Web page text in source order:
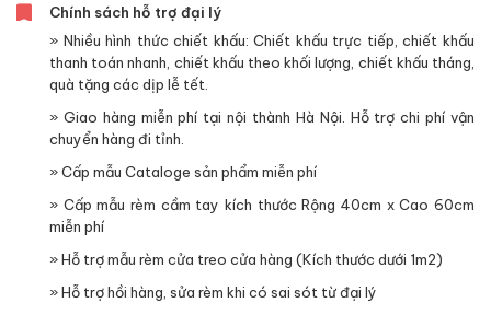
Chính sách hỗ trợ đại lý
» Nhiều hình thức chiết khấu: Chiết khấu trực tiếp, chiết khấu
thanh toán nhanh, chiết khấu theo khối lượng, chiết khấu tháng,
quà tặng các dịp lễ tết.
» Giao hàng miễn phí tại nội thành Hà Nội. Hỗ trợ chi phí vận
chuyển hàng đi tỉnh.
» Cấp mẫu Cataloge sản phẩm miễn phí
» Cấp mẫu rèm cầm tay kích thước Rộng 40cm x Cao 60cm
miễn phí
» Hỗ trợ mẫu rèm cửa treo cửa hàng (Kích thước dưới 1m2)
» Hỗ trợ hồi hàng, sửa rèm khi có sai sót từ đại lý